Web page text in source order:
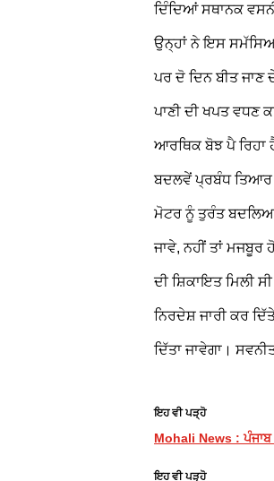
ਦਿੰਦਿਆਂ ਸਥਾਨਕ
ਉਨ੍ਹਾਂ ਨੇ ਇਸ ਸਮੱਸਿਆ
ਪਰ ਦੋ ਦਿਨ ਬੀਤ
ਪਾਣੀ ਦੀ ਖਪਤ ਵਧਣ
ਆਰਥਿਕ ਬੋਝ ਪੈ ਰਿਹਾ
ਬਦਲਵੇਂ ਪ੍ਰਬੰਧ ਤਿਆਰ
ਮੋਟਰ ਨੂੰ ਤੁਰੰਤ ਬਦਲਿਆ
ਜਾਵੇ, ਨਹੀਂ ਤਾਂ
ਦੀ ਸ਼ਿਕਾਇਤ ਮਿਲੀ
ਨਿਰਦੇਸ਼ ਜਾਰੀ ਕਰ
ਦਿੱਤਾ ਜਾਵੇਗਾ।
ਇਹ ਵੀ ਪੜ੍ਹੋ
Mohali News :
ਇਹ ਵੀ ਪੜ੍ਹੋ